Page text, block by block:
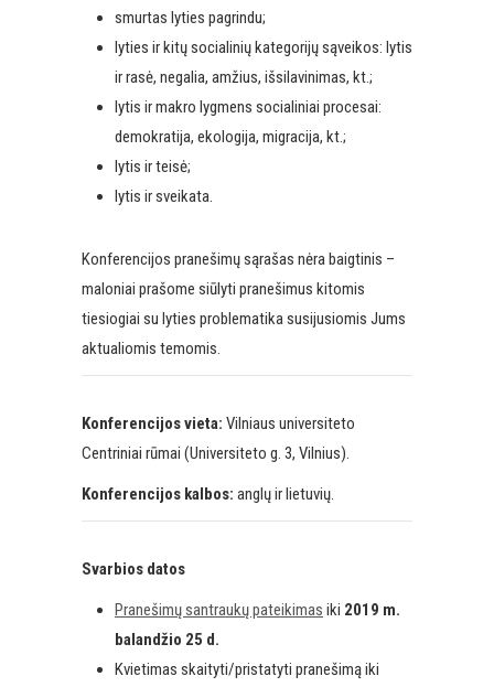
smurtas lyties pagrindu;
lyties ir kitų socialinių kategorijų sąveikos: lytis
ir rasė, negalia, amžius, išsilavinimas, kt.;
lytis ir makro lygmens socialiniai procesai:
demokratija, ekologija, migracija, kt.;
lytis ir teisė;
lytis ir sveikata.
Konferencijos pranešimų sąrašas nėra baigtinis –
maloniai prašome siūlyti pranešimus kitomis
tiesiogiai su lyties problematika susijusiomis Jums
aktualiomis temomis.
Konferencijos vieta: Vilniaus universiteto
Centriniai rūmai (Universiteto g. 3, Vilnius).
Konferencijos kalbos: anglų ir lietuvių.
Svarbios datos
Pranešimų santraukų pateikimas iki 2019 m.
balandžio 25 d.
Kvietimas skaityti/pristatyti pranešimą iki